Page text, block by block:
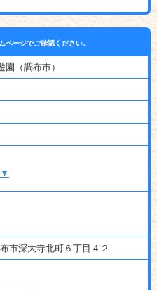
ージでご確認ください。
（調布市）
▼
市深大寺北町６丁目４２